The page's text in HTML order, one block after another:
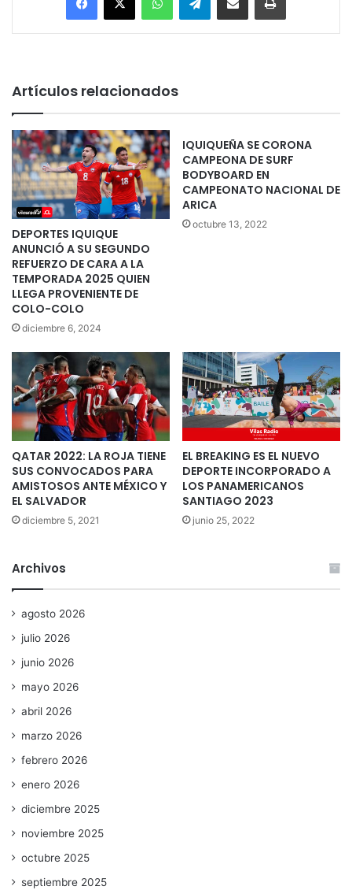
Artículos relacionados
DEPORTES IQUIQUE
ANUNCIÓ A SU SEGUNDO
REFUERZO DE CARA A LA
TEMPORADA 2025 QUIEN
LLEGA PROVENIENTE DE
COLO-COLO
diciembre 6, 2024
IQUIQUEÑA SE CORONA
CAMPEONA DE SURF
BODYBOARD EN
CAMPEONATO NACIONAL DE
ARICA
octubre 13, 2022
QATAR 2022: LA ROJA TIENE
SUS CONVOCADOS PARA
AMISTOSOS ANTE MÉXICO Y
EL SALVADOR
diciembre 5, 2021
EL BREAKING ES EL NUEVO
DEPORTE INCORPORADO A
LOS PANAMERICANOS
SANTIAGO 2023
junio 25, 2022
Archivos
agosto 2026
julio 2026
junio 2026
mayo 2026
abril 2026
marzo 2026
febrero 2026
enero 2026
diciembre 2025
noviembre 2025
octubre 2025
septiembre 2025